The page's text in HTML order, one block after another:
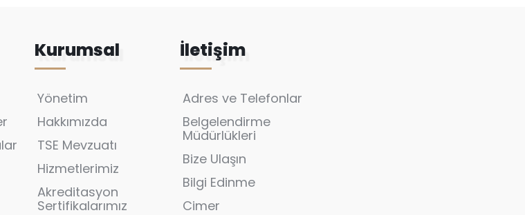
Kurumsal
Yönetim
Hakkımızda
TSE Mevzuatı
Hizmetlerimiz
Akreditasyon
Sertifikalarımız
İletişim
Adres ve Telefonlar
Belgelendirme
Müdürlükleri
Bize Ulaşın
Bilgi Edinme
Cimer